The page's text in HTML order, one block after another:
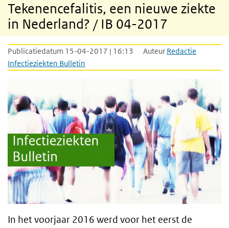
Tekenencefalitis, een nieuwe ziekte
in Nederland? / IB 04-2017
Publicatiedatum 15-04-2017 | 16:13 Auteur Redactie
Infectieziekten Bulletin
In het voorjaar 2016 werd voor het eerst de